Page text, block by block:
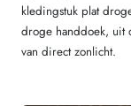
kledingstuk plat
droge handdoek, uit
van direct zonlicht.